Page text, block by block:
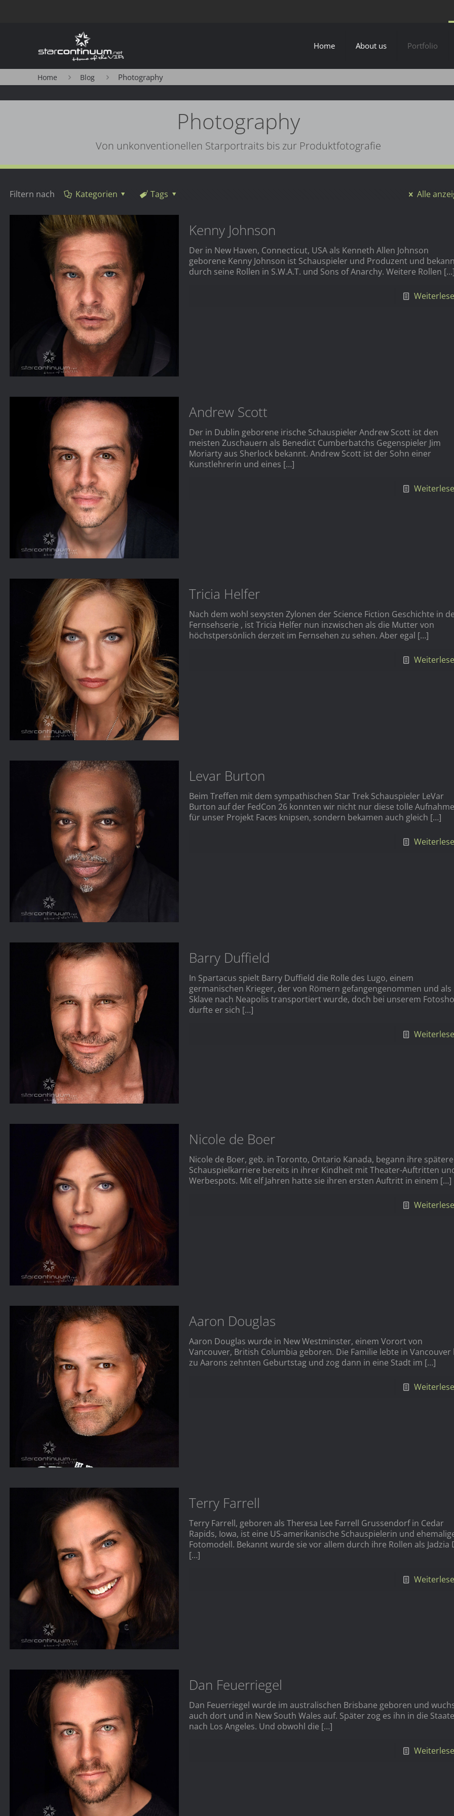
Home About us Portfolio
Home Blog Photography
Photography
Von unkonventionellen Starportraits bis zur Produktfotografie
Filtern nach Kategorien Tags Alle
Kenny Johnson
Der in New Haven, Connecticut, USA als Kenneth Allen Johnson
geborene Kenny Johnson ist Schauspieler und Produzent und
durch seine Rollen in S.W.A.T. und Sons of Anarchy. Weitere Rollen
Andrew Scott
Der in Dublin geborene irische Schauspieler Andrew Scott ist den
meisten Zuschauern als Benedict Cumberbatchs Gegenspieler Jim
Moriarty aus Sherlock bekannt. Andrew Scott ist der Sohn einer
Kunstlehrerin und eines […]
Tricia Helfer
Nach dem wohl sexysten Zylonen der Science Fiction Geschichte in
Fernsehserie , ist Tricia Helfer nun inzwischen als die Mutter von
höchstpersönlich derzeit im Fernsehen zu sehen. Aber egal […]
Levar Burton
Beim Treffen mit dem sympathischen Star Trek Schauspieler LeVar
Burton auf der FedCon 26 konnten wir nicht nur diese tolle
für unser Projekt Faces knipsen, sondern bekamen auch gleich […]
Barry Duffield
In Spartacus spielt Barry Duffield die Rolle des Lugo, einem
germanischen Krieger, der von Römern gefangengenommen und als
Sklave nach Neapolis transportiert wurde, doch bei unserem
durfte er sich […]
Nicole de Boer
Nicole de Boer, geb. in Toronto, Ontario Kanada, begann ihre spätere
Schauspielkarriere bereits in ihrer Kindheit mit Theater-Auftritten
Werbespots. Mit elf Jahren hatte sie ihren ersten Auftritt in einem […]
Aaron Douglas
Aaron Douglas wurde in New Westminster, einem Vorort von
Vancouver, British Columbia geboren. Die Familie lebte in Vancouver
zu Aarons zehnten Geburtstag und zog dann in eine Stadt im […]
Terry Farrell
Terry Farrell, geboren als Theresa Lee Farrell Grussendorf in Cedar
Rapids, Iowa, ist eine US-amerikanische Schauspielerin und
Fotomodell. Bekannt wurde sie vor allem durch ihre Rollen als Jadzia
[…]
Dan Feuerriegel
Dan Feuerriegel wurde im australischen Brisbane geboren und
auch dort und in New South Wales auf. Später zog es ihn in die
nach Los Angeles. Und obwohl die […]